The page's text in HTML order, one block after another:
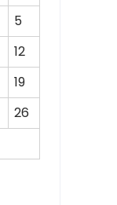
5
12
19
26